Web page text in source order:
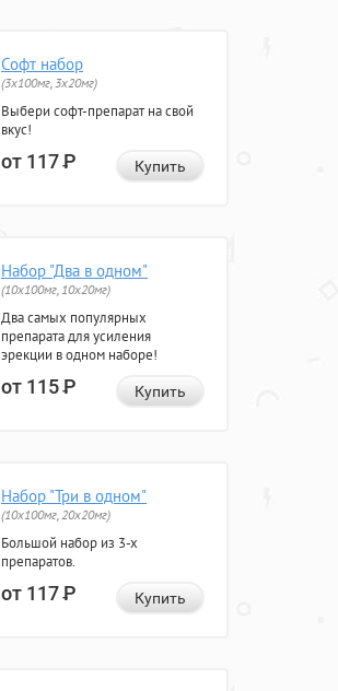
Софт набор
(3x100мг, 3x20мг)
Выбери софт-препарат на свой
вкус!
от 117Р Купить
Набор "Два в одном"
(10x100мг, 10x20мг)
Два самых популярных
препарата для усиления
эрекции в одном наборе!
от 115Р Купить
Набор "Три в одном"
(10x100мг, 20x20мг)
Большой набор из 3-х
препаратов.
от 117Р Купить